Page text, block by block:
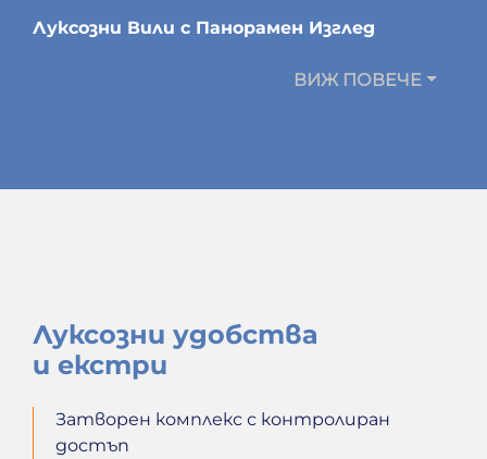
Луксозни Вили с Панорамен Изглед
ВИЖ ПОВЕЧЕ
Луксозни удобства
и екстри
Затворен комплекс с контролиран
достъп